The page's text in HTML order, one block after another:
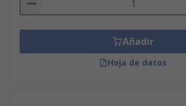
Añadir
Hoja de datos